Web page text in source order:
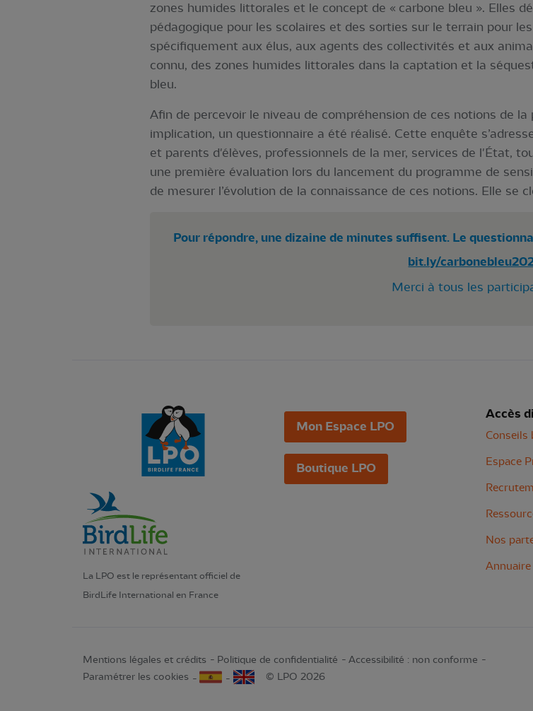
zones humides littorales et le concept de « carbone bleu ». Elles
pédagogique pour les scolaires et des sorties sur le terrain pour
spécifiquement aux élus, aux agents des collectivités et aux
connu, des zones humides littorales dans la captation et la
bleu.
Afin de percevoir le niveau de compréhension de ces notions de la
implication, un questionnaire a été réalisé. Cette enquête
et parents d'élèves, professionnels de la mer, services de l'État,
une première évaluation lors du lancement du programme de
de mesurer l’évolution de la connaissance de ces notions. Elle se
Pour répondre, une dizaine de minutes suffisent. Le
bit.ly/
Merci à tous les
La LPO est le représentant officiel de
BirdLife International en France
Mon Espace LPO
Boutique LPO
Accès
Conseils
Espace
Nos
Annuaire
Mentions légales et crédits Politique de confidentialité
Accessibilité : non conforme
Paramétrer les cookies
© LPO 2026